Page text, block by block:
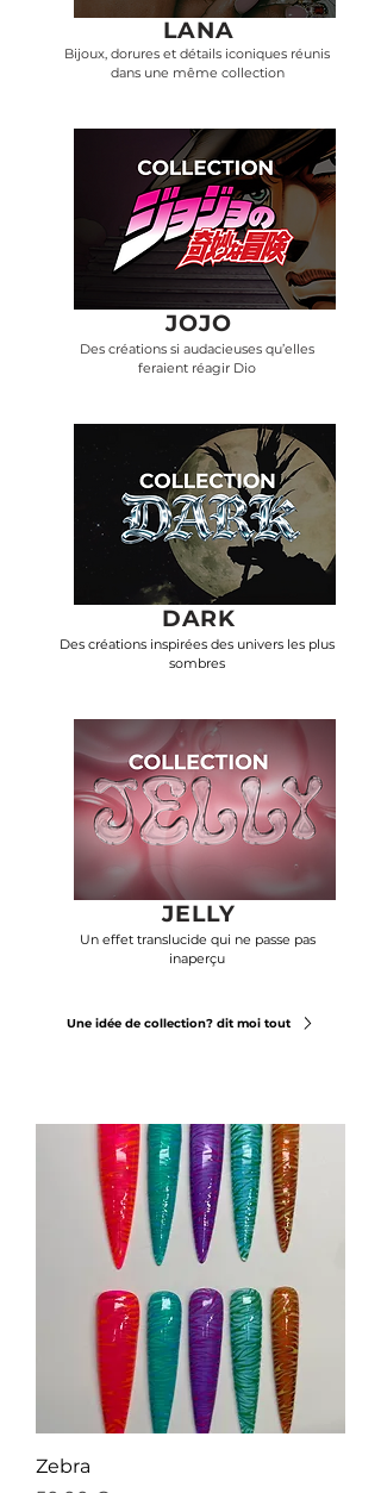
LANA
Bijoux, dorures et détails iconiques réunis
dans une même collection
JOJO
Des créations si audacieuses qu’elles
feraient réagir Dio
DARK
Des créations inspirées des univers les plus
sombres​
JELLY
Un effet translucide qui ne passe pas
inaperçu​
Une idée de collection? dit moi tout
Zebra